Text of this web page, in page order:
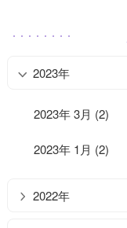
2023年
2023年 3月 (2)
2023年 1月 (2)
2022年